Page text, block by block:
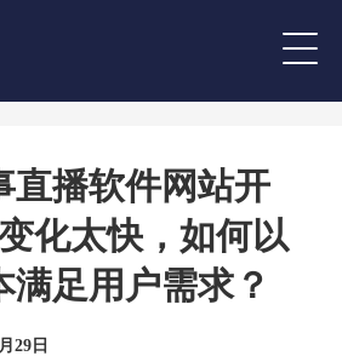
直播软件网站开
化太快，如何以
满足用户需求？
29日